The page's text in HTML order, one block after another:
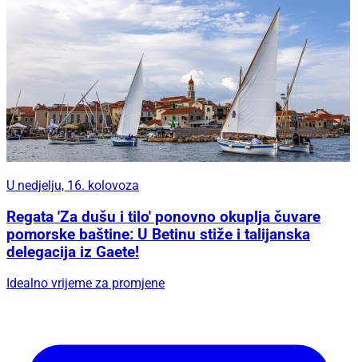
U nedjelju, 16. kolovoza
Regata 'Za dušu i tilo' ponovno okuplja čuvare
pomorske baštine: U Betinu stiže i talijanska
delegacija iz Gaete!
Idealno vrijeme za promjene